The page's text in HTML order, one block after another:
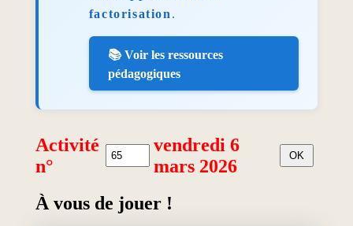
factorisation .
📚 Voir les ressources
pédagogiques
Activité
n°
vendredi 6
mars 2026
À vous de jouer !